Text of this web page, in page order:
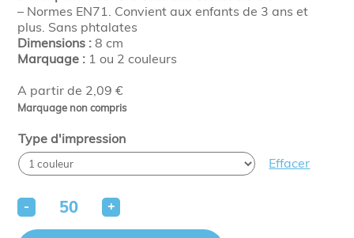
A partir de 2,09 €
Marquage non compris
– Normes EN71. Convient aux enfants de 3 ans et
plus. Sans phtalates
Dimensions :8 cm
Marquage : 1 ou 2 couleurs
Type d'impression
Effacer
- +